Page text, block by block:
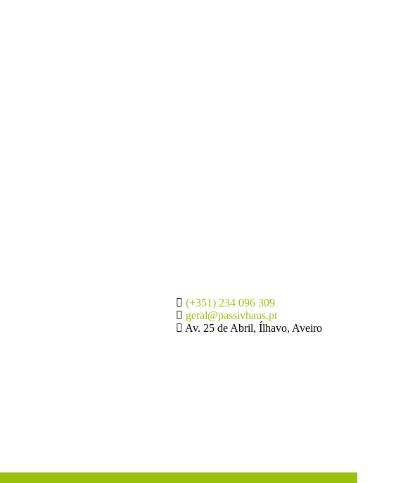
(+351) 234 096 309
geral@passivhaus.pt
Av. 25 de Abril, Ílhavo, Aveiro